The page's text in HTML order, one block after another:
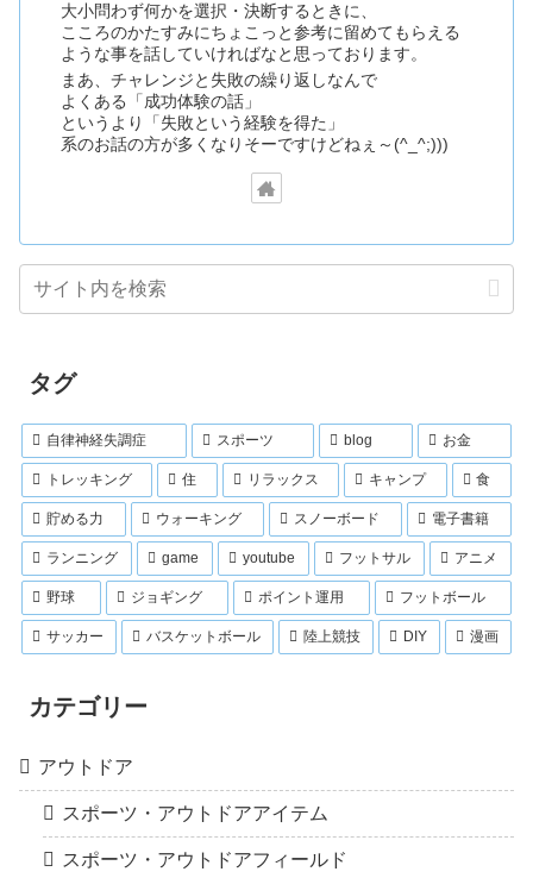
大小問わず何かを選択・決断するときに、
こころのかたすみにちょこっと参考に留めてもらえる
ような事を話していければなと思っております。
まあ、チャレンジと失敗の繰り返しなんで
よくある「成功体験の話」
というより「失敗という経験を得た」
系のお話の方が多くなりそーですけどねぇ～(^_^;)))
タグ
自律神経失調症 スポーツ blog お金
トレッキング 住 リラックス キャンプ 食
貯める力 ウォーキング スノーボード 電子書籍
ランニング game youtube フットサル アニメ
野球 ジョギング ポイント運用 フットボール
サッカー バスケットボール 陸上競技 DIY 漫画
カテゴリー
アウトドア
スポーツ・アウトドアアイテム
スポーツ・アウトドアフィールド